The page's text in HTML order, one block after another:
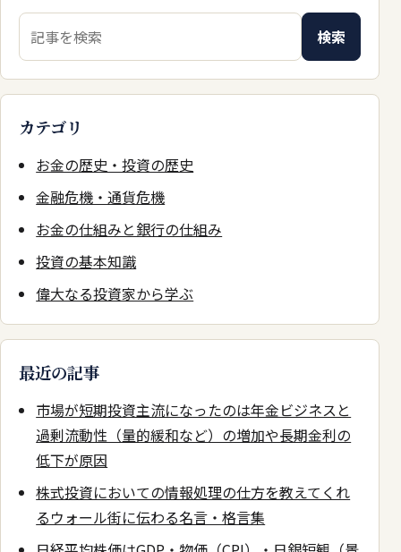
検索キーワード
検索
カテゴリ
お金の歴史・投資の歴史
金融危機・通貨危機
お金の仕組みと銀行の仕組み
投資の基本知識
偉大なる投資家から学ぶ
最近の記事
市場が短期投資主流になったのは年金ビジネスと
過剰流動性（量的緩和など）の増加や長期金利の
低下が原因
株式投資においての情報処理の仕方を教えてくれ
るウォール街に伝わる名言・格言集